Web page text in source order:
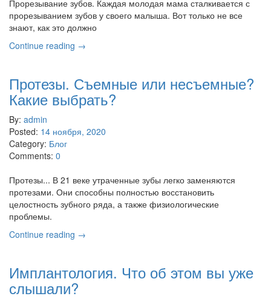
Прорезывание зубов. Каждая молодая мама сталкивается с
прорезыванием зубов у своего малыша. Вот только не все
знают, как это должно
Continue reading →
Протезы. Съемные или несъемные?
Какие выбрать?
By: admin
Posted: 14 ноября, 2020
Category: Блог
Comments: 0
Протезы... В 21 веке утраченные зубы легко заменяются
протезами. Они способны полностью восстановить
целостность зубного ряда, а также физиологические
проблемы.
Continue reading →
Имплантология. Что об этом вы уже
слышали?